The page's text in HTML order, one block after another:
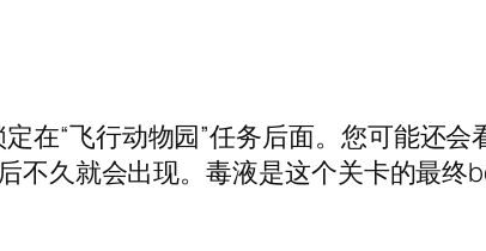
在“飞行动物园”任务后面。您可能还
不久就会出现。毒液是这个关卡的最终